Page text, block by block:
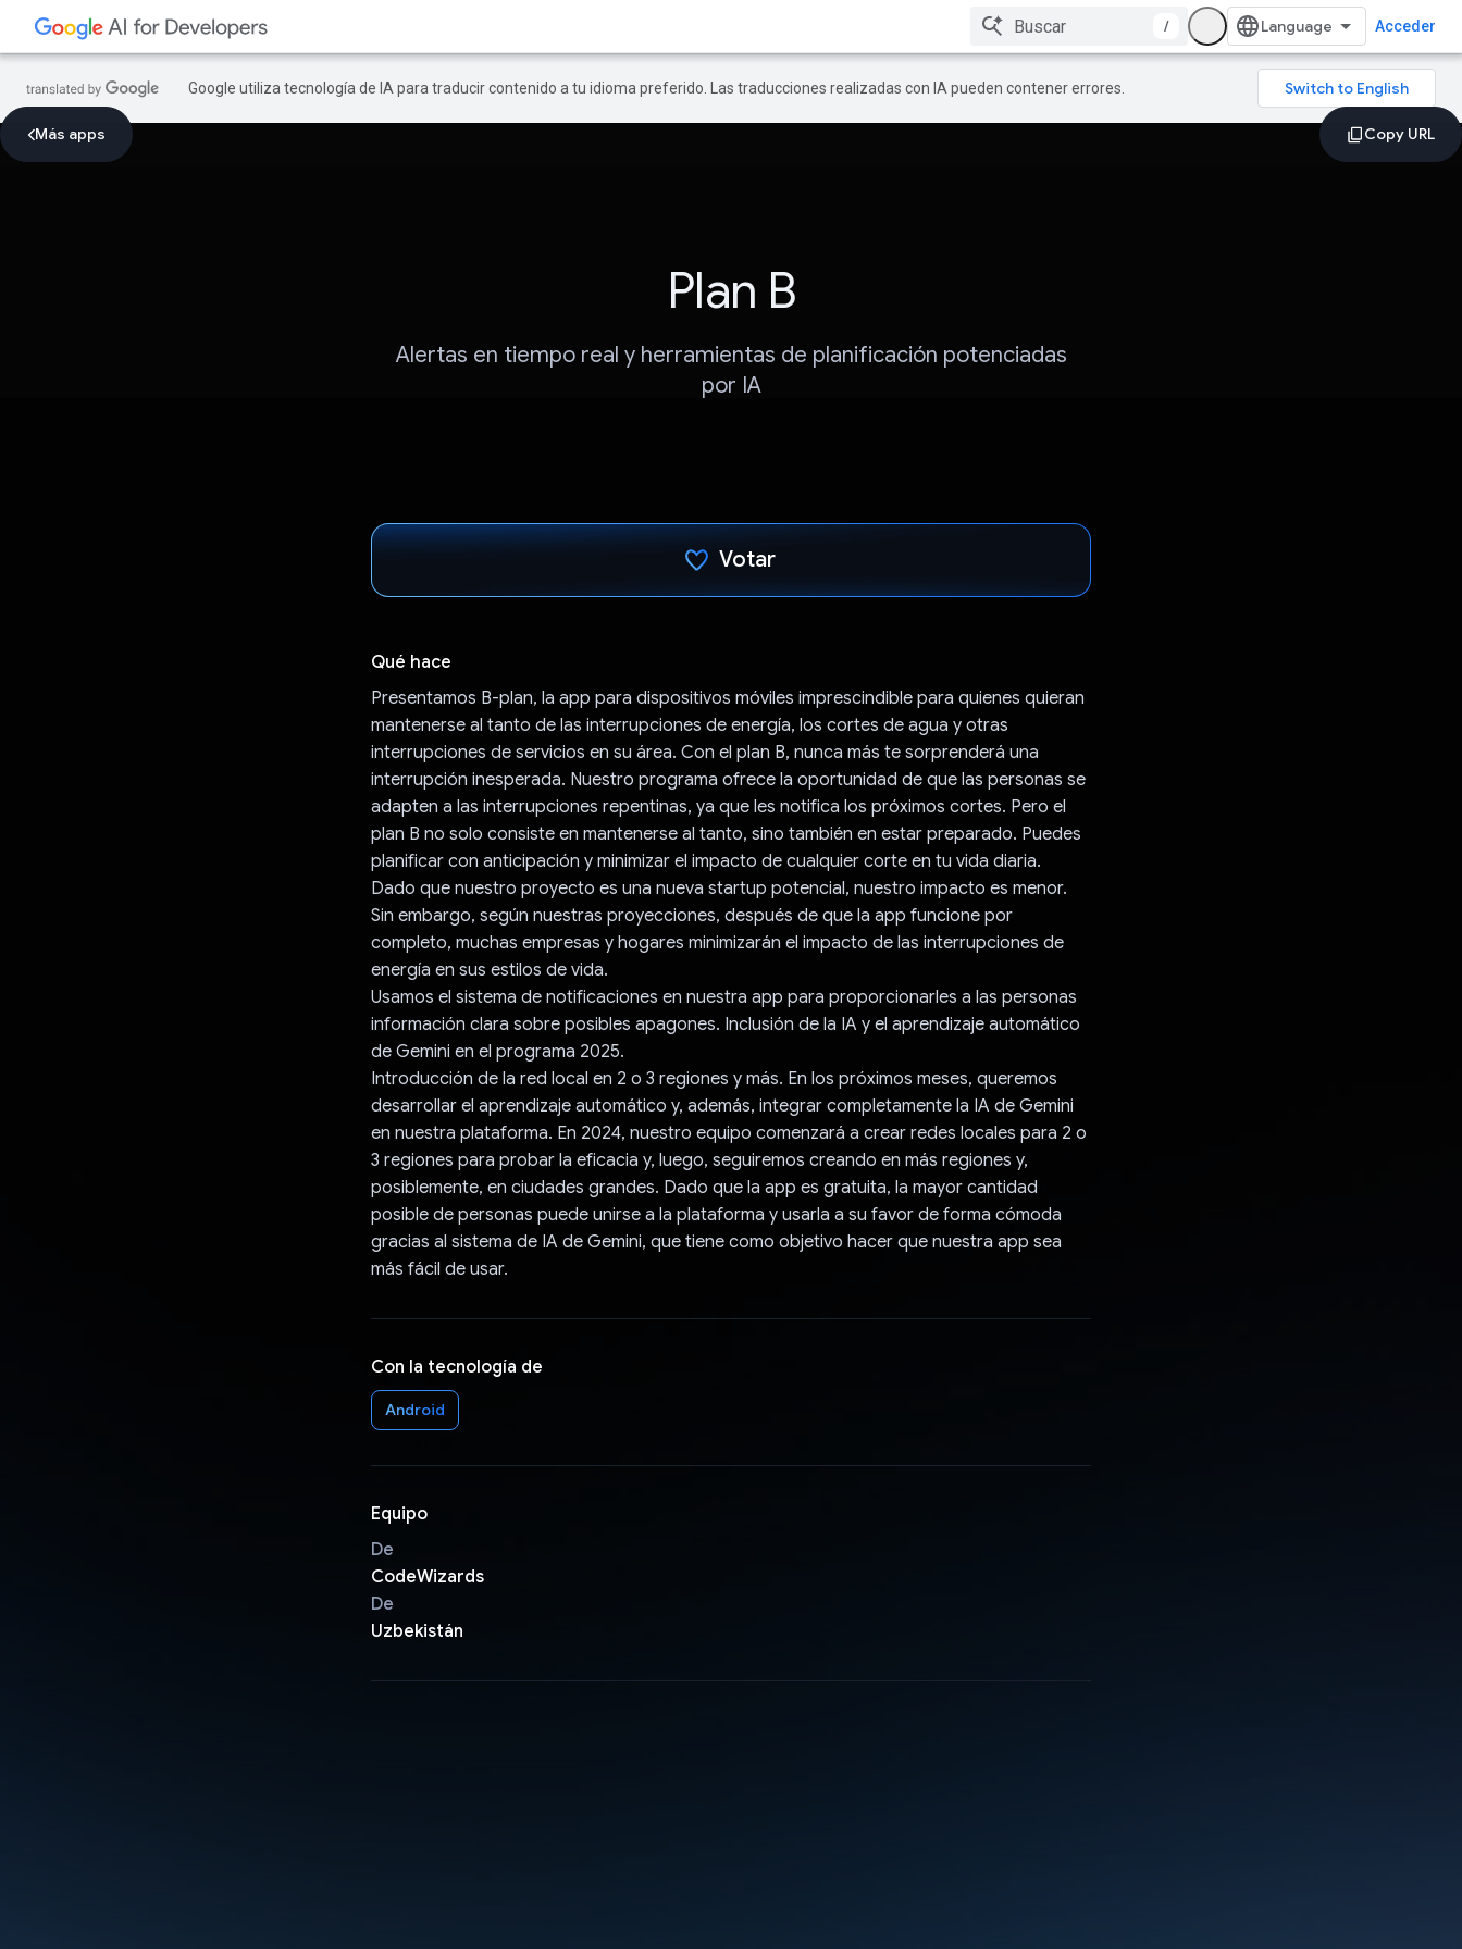
/ Acceder
Google utiliza tecnología de IA para traducir contenido a tu idioma preferido. Las traducciones realizadas con IA pueden contener errores.
Más apps
Plan B
Alertas en tiempo real y herramientas de planificación potenciadas
por IA
Votar
Qué hace
Presentamos B-plan, la app para dispositivos móviles imprescindible para quienes quieran
mantenerse al tanto de las interrupciones de energía, los cortes de agua y otras
interrupciones de servicios en su área. Con el plan B, nunca más te sorprenderá una
interrupción inesperada. Nuestro programa ofrece la oportunidad de que las personas se
adapten a las interrupciones repentinas, ya que les notifica los próximos cortes. Pero el
plan B no solo consiste en mantenerse al tanto, sino también en estar preparado. Puedes
planificar con anticipación y minimizar el impacto de cualquier corte en tu vida diaria.
Dado que nuestro proyecto es una nueva startup potencial, nuestro impacto es menor.
Sin embargo, según nuestras proyecciones, después de que la app funcione por
completo, muchas empresas y hogares minimizarán el impacto de las interrupciones de
energía en sus estilos de vida.
Usamos el sistema de notificaciones en nuestra app para proporcionarles a las personas
información clara sobre posibles apagones. Inclusión de la IA y el aprendizaje automático
de Gemini en el programa 2025.
Introducción de la red local en 2 o 3 regiones y más. En los próximos meses, queremos
desarrollar el aprendizaje automático y, además, integrar completamente la IA de Gemini
en nuestra plataforma. En 2024, nuestro equipo comenzará a crear redes locales para 2 o
3 regiones para probar la eficacia y, luego, seguiremos creando en más regiones y,
posiblemente, en ciudades grandes. Dado que la app es gratuita, la mayor cantidad
posible de personas puede unirse a la plataforma y usarla a su favor de forma cómoda
gracias al sistema de IA de Gemini, que tiene como objetivo hacer que nuestra app sea
más fácil de usar.
Con la tecnología de
Android
Equipo
De
CodeWizards
De
Uzbekistán